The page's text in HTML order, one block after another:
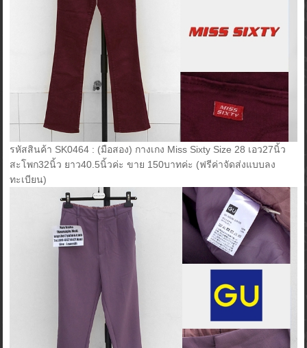
รหัสสินค้า SK0464 : (มือสอง) กางเกง Miss Sixty Size 28 เอว27นิ้ว
สะโพก32นิ้ว ยาว40.5นิ้วค่ะ ขาย 150บาทค่ะ (ฟรีค่าจัดส่งแบบลง
ทะเบียน)